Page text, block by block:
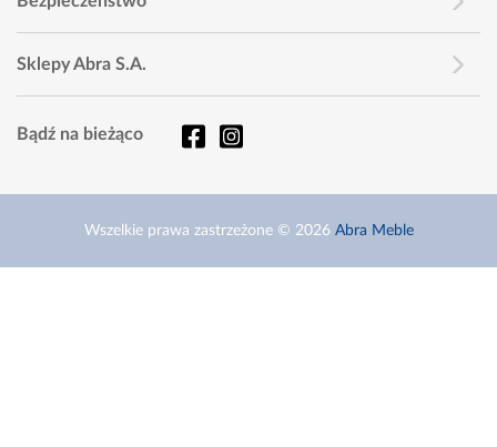
Sklepy Abra S.A.
Bądź na bieżąco
Wszelkie prawa zastrzeżone © 2026 Abra Meble